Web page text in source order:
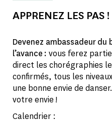
APPRENEZ LES PAS !
Devenez ambassadeur
l’avance : vous ferez
direct les chorégraphies
confirmés, tous les
une bonne envie de
votre envie !
Calendrier :